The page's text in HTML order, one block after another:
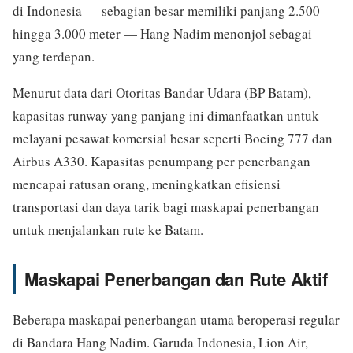
di Indonesia — sebagian besar memiliki panjang 2.500
hingga 3.000 meter — Hang Nadim menonjol sebagai
yang terdepan.
Menurut data dari Otoritas Bandar Udara (BP Batam),
kapasitas runway yang panjang ini dimanfaatkan untuk
melayani pesawat komersial besar seperti Boeing 777 dan
Airbus A330. Kapasitas penumpang per penerbangan
mencapai ratusan orang, meningkatkan efisiensi
transportasi dan daya tarik bagi maskapai penerbangan
untuk menjalankan rute ke Batam.
Maskapai Penerbangan dan Rute Aktif
Beberapa maskapai penerbangan utama beroperasi regular
di Bandara Hang Nadim. Garuda Indonesia, Lion Air,